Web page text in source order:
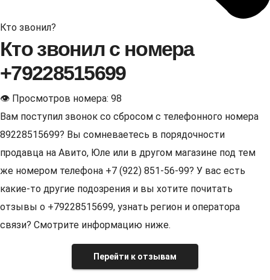
Кто звонил?
Кто звонил с номера
+79228515699
👁 Просмотров номера: 98
Вам поступил звонок со сбросом с телефонного номера
89228515699? Вы сомневаетесь в порядочности
продавца на Авито, Юле или в другом магазине под тем
же номером телефона +7 (922) 851-56-99? У вас есть
какие-то другие подозрения и вы хотите почитать
отзывы о +79228515699, узнать регион и оператора
связи? Смотрите информацию ниже.
Перейти к отзывам